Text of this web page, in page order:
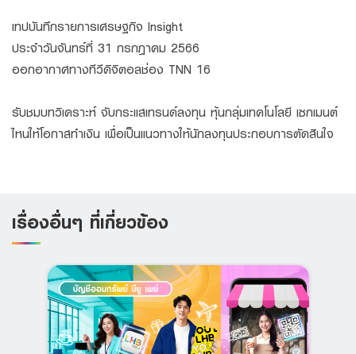
เทปบันทึกรายการเศรษฐกิจ Insight
ประจำวันจันทร์ที่ 31 กรกฎาคม 2566
ออกอากาศทางทีวีดิจิตอลช่อง TNN 16
รับชมบทวิเคราะห์ จับกระแสเทรนด์ลงทุน หุ้นกลุ่มเทคโนโลยี เซกเมนต์
ไหนให้โอกาสทำเงิน เพื่อเป็นแนวทางให้นักลงทุนประกอบการตัดสินใจ
เรื่องอื่นๆ ที่เกี่ยวข้อง